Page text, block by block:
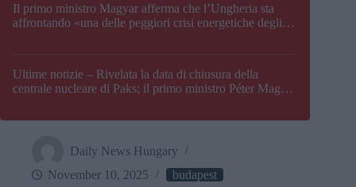
Il primo ministro Magyar afferma che l’Ungheria sta
affrontando «una delle peggiori crisi energetiche degli
Ultime notizie – Rivelata la data di chiusura della
centrale nucleare di Paks; il primo ministro Péter Magyar
Daily News Hungary
November 10, 2025
budapest